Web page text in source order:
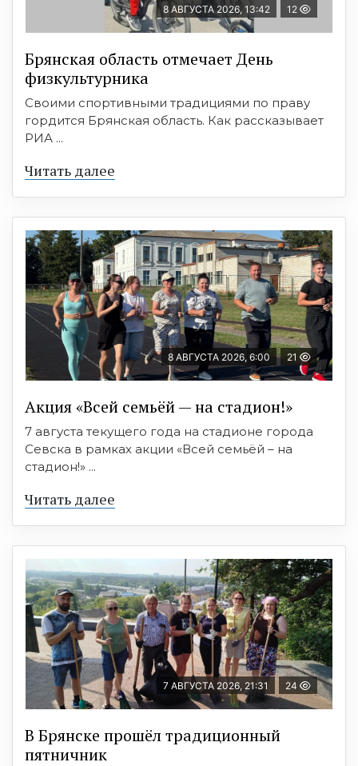
8 АВГУСТА 2026, 13:42 12
Брянская область отмечает День
физкультурника
Своими спортивными традициями по праву
гордится Брянская область. Как рассказывает
РИА ...
Читать далее
8 АВГУСТА 2026, 6:00 21
Акция «Всей семьёй — на стадион!»
7 августа текущего года на стадионе города
Севска в рамках акции «Всей семьёй – на
стадион!» ...
Читать далее
7 АВГУСТА 2026, 21:31 24
В Брянске прошёл традиционный
пятничник